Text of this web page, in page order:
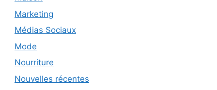
Marketing
Médias Sociaux
Mode
Nourriture
Nouvelles récentes